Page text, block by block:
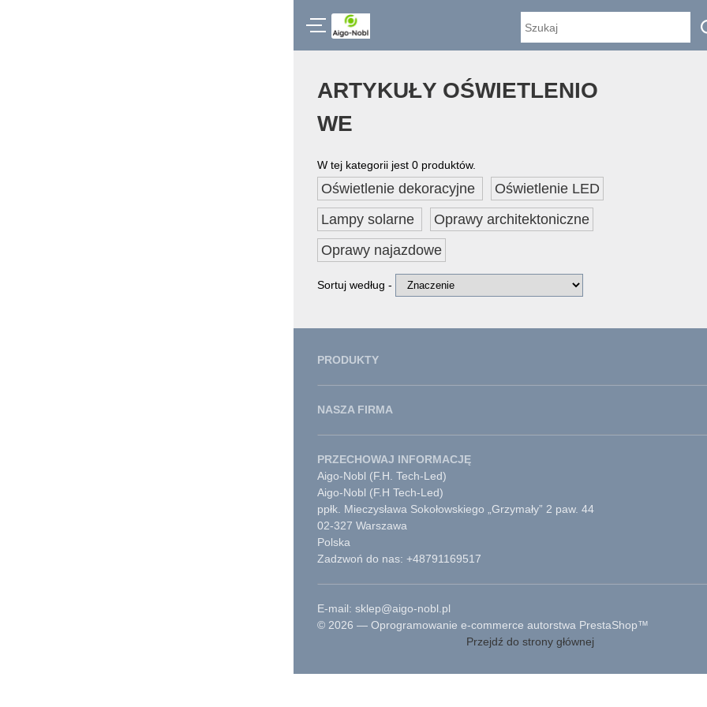
ARTYKUŁY OŚWIETLENIO
WE
W tej kategorii jest 0 produktów.
Oświetlenie dekoracyjne
Oświetlenie LED
Lampy solarne
Oprawy architektoniczne
Oprawy najazdowe
Sortuj według -
PRODUKTY
NASZA FIRMA
PRZECHOWAJ INFORMACJĘ
Aigo-Nobl (F.H. Tech-Led)
Aigo-Nobl (F.H Tech-Led)
ppłk. Mieczysława Sokołowskiego „Grzymały” 2 paw. 44
02-327 Warszawa
Polska
Zadzwoń do nas: +48791169517
E-mail: sklep@aigo-nobl.pl
© 2026 — Oprogramowanie e-commerce autorstwa PrestaShop™
Przejdź do strony głównej